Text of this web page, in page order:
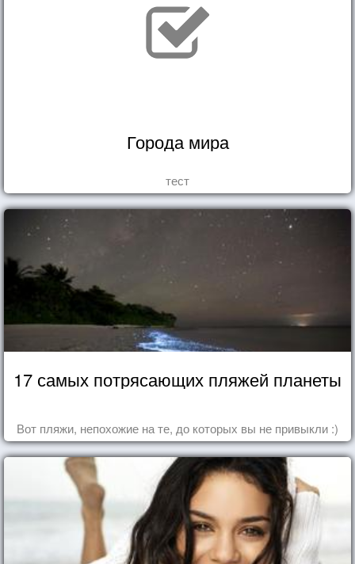
Города мира
тест
17 самых потрясающих пляжей планеты
Вот пляжи, непохожие на те, до которых вы не привыкли :)